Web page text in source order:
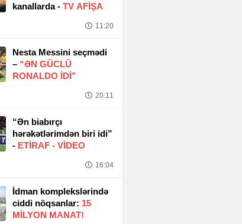
kanallarda - TV AFİŞA
11:20
Nesta Messini seçmədi
– “ƏN GÜCLÜ
RONALDO IDI”
20:11
“Ən biabırçı
hərəkətlərimdən biri idi”
- ETIRAF - VİDEO
16:04
İdman komplekslərində
ciddi nöqsanlar: 15
MILYON MANAT!